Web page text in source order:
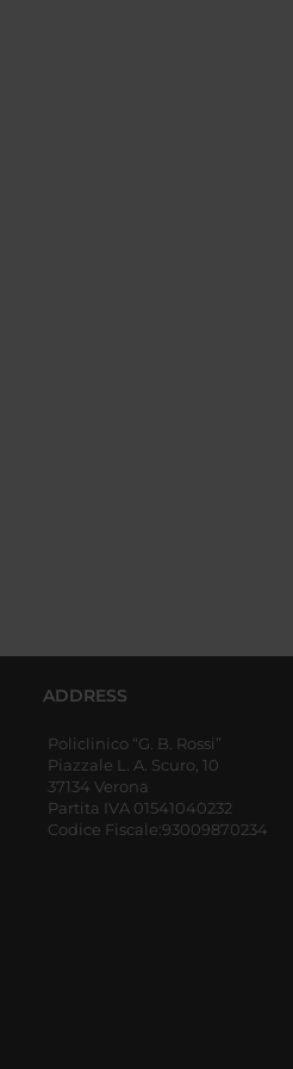
ADDRESS
Policlinico “G. B. Rossi”
Piazzale L. A. Scuro, 10
37134 Verona
Partita IVA 01541040232
Codice Fiscale:93009870234